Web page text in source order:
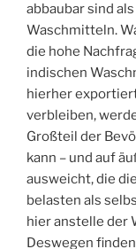
abbaubar sind
Waschmitteln.
die hohe
indischen
hierher
verbleiben,
Großteil der
kann – und auf
ausweicht, die
belasten als
hier anstelle der
Deswegen